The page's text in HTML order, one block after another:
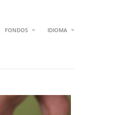
FONDOS IDIOMA